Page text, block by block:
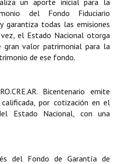
un aporte inicial para la
del Fondo Fiduciario
y garantiza todas las emisiones
el Estado Nacional otorga
gran valor patrimonial para la
de ese fondo.
Bicentenario emite
por cotización en el
Estado Nacional, con una
del Fondo de Garantía de